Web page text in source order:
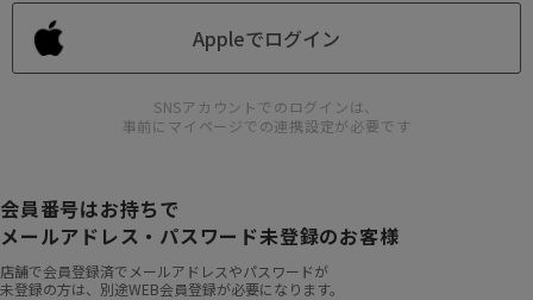
Appleでログイン
SNSアカウントでのログインは、
事前にマイページでの連携設定が必要です
会員番号はお持ちで
メールアドレス・パスワード未登録のお客様
店舗で会員登録済でメールアドレスやパスワードが
未登録の方は、別途WEB会員登録が必要になります。